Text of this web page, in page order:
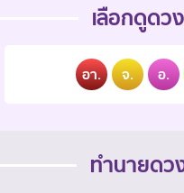
เลือกดูดว
อา. จ. อ.
ทำนายดว